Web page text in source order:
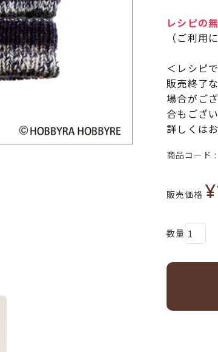
レシピの
（ご利用
＜レシピ
販売終了
場合がご
合もござい
詳しくは
商品コード
販売価格 ¥